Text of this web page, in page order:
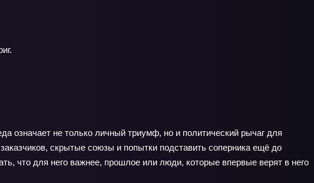
означает не только личный триумф, но и политический рычаг для
скрытые союзы и попытки подставить соперника ещё до
что для него важнее, прошлое или люди, которые впервые верят в него